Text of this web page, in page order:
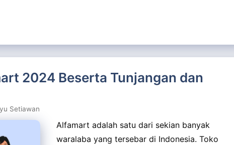
2024 Beserta Tunjangan dan
Setiawan
Alfamart adalah satu dari sekian banyak
waralaba yang tersebar di Indonesia. Toko